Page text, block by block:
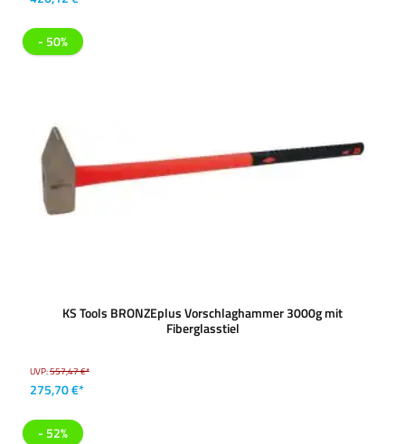
- 50%
KS Tools BRONZEplus Vorschlaghammer 3000g mit
Fiberglasstiel
UVP:557,47 €*
275,70 €*
- 52%